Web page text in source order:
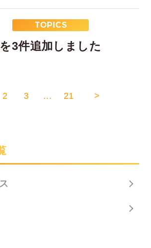
TOPICS
3件追加しました
2 3 … 21 >